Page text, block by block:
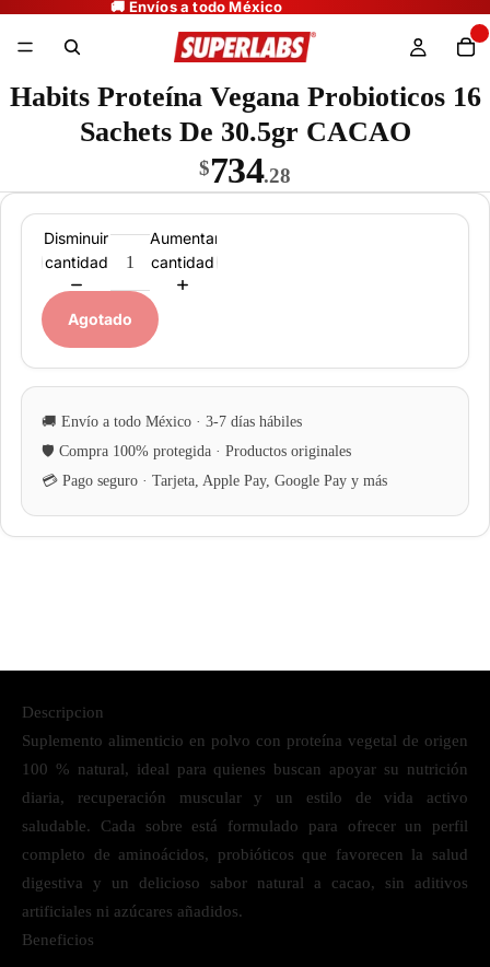
Habits Proteína Vegana Probioticos 16
Sachets De 30.5gr CACAO
$734.28
Disminuir
cantidad
Aumentar
cantidad
Agotado
Descripcion
Suplemento alimenticio en polvo con proteína vegetal de origen
100 % natural, ideal para quienes buscan apoyar su nutrición
diaria, recuperación muscular y un estilo de vida activo
saludable. Cada sobre está formulado para ofrecer un perfil
completo de aminoácidos, probióticos que favorecen la salud
digestiva y un delicioso sabor natural a cacao, sin aditivos
artificiales ni azúcares añadidos.
Beneficios